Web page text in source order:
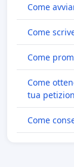
Come
Come
Come
Come
tua
Come